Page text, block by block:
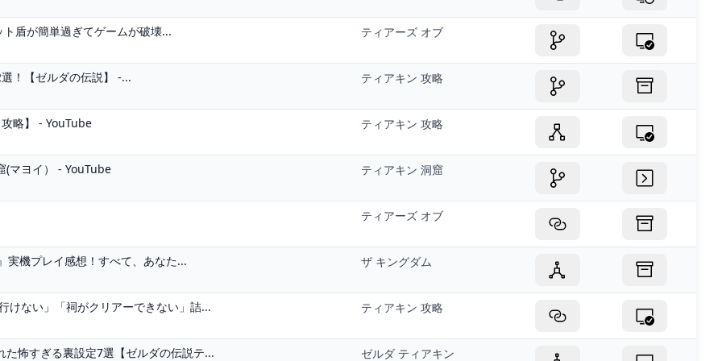
盾が簡単過ぎてゲームが破壊... ティアーズ オブ
！【ゼルダの伝説】 -... ティアキン 攻略
略】 - YouTube ティアキン 攻略
(マヨイ） - YouTube ティアキン 洞窟
ティアーズ オブ
実機プレイ感想！すべて、あなた... ザ キングダム
けない」「祠がクリアーできない」詰... ティアキン 攻略
怖すぎる裏設定7選【ゼルダの伝説テ... ゼルダ ティアキン